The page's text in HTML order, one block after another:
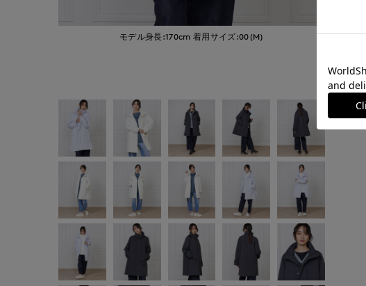
モデル身長:170cm 着用サイズ:00(M)